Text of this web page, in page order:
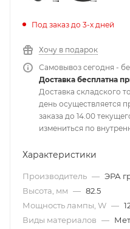
Под заказ до 3-х дней
Хочу в подарок
Самовывоз сегодня -
Доставка бесплатна
Доставка складского
день осуществляется
заказа до 14.00
измениться по
Характеристики
Производитель — ЭРА
Высота, мм — 82.5
Мощность лампы, W —
Виды материалов —